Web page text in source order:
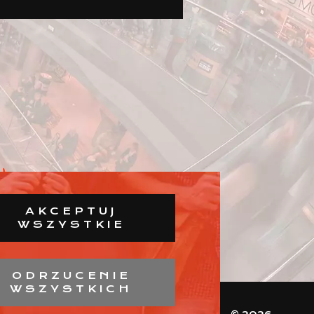
AKCEPTUJ
WSZYSTKIE
ODRZUCENIE
WSZYSTKICH